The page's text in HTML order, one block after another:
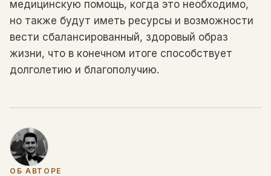
медицинскую помощь, когда это необходимо,
но также будут иметь ресурсы и возможности
вести сбалансированный, здоровый образ
жизни, что в конечном итоге способствует
долголетию и благополучию.
ОБ АВТОРЕ